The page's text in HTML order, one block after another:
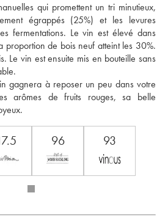
qui promettent un tri minutieux,
égrappés (25%) et les levures
fermentations. Le vin est élevé dans
proportion de bois neuf atteint les 30%.
Le vin est ensuite mis en bouteille sans
gagnera à reposer un peu dans votre
arômes de fruits rouges, sa belle
96 93